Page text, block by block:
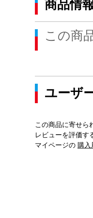
商品情
この商
ユーザ
この商品に寄せら
レビューを評価す
マイページの 購入